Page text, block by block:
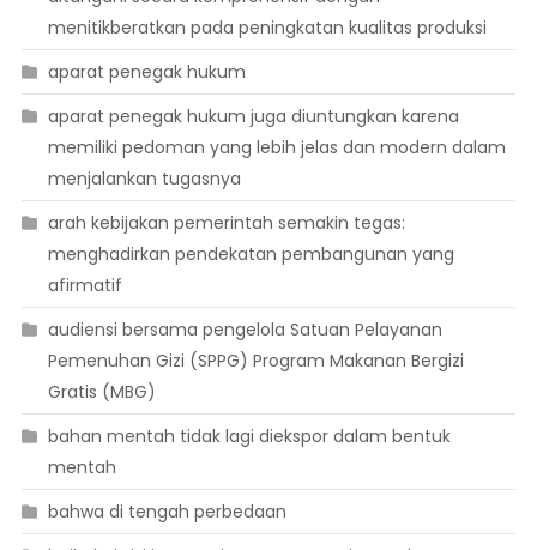
menitikberatkan pada peningkatan kualitas produksi
aparat penegak hukum
aparat penegak hukum juga diuntungkan karena
memiliki pedoman yang lebih jelas dan modern dalam
menjalankan tugasnya
arah kebijakan pemerintah semakin tegas:
menghadirkan pendekatan pembangunan yang
afirmatif
audiensi bersama pengelola Satuan Pelayanan
Pemenuhan Gizi (SPPG) Program Makanan Bergizi
Gratis (MBG)
bahan mentah tidak lagi diekspor dalam bentuk
mentah
bahwa di tengah perbedaan